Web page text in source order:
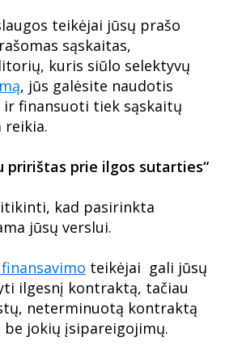
teikėjai jūsų prašo
sąskaitas,
kuris siūlo selektyvų
, jūs galėsite naudotis
finansuoti tiek sąskaitų
reikia.
pririštas prie ilgos sutarties“
kad pasirinkta
jūsų verslui.
teikėjai gali jūsų
ilgesnį kontraktą, tačiau
neterminuotą kontraktą
jokių įsipareigojimų.